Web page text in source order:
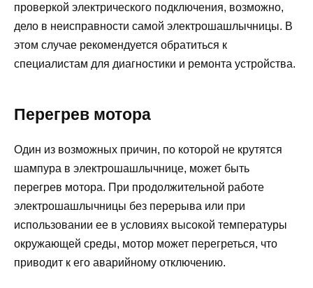
проверкой электрического подключения, возможно,
дело в неисправности самой электрошашлычницы. В
этом случае рекомендуется обратиться к
специалистам для диагностики и ремонта устройства.
Перегрев мотора
Один из возможных причин, по которой не крутятся
шампура в электрошашлычнице, может быть
перегрев мотора. При продолжительной работе
электрошашлычницы без перерыва или при
использовании ее в условиях высокой температуры
окружающей среды, мотор может перегреться, что
приводит к его аварийному отключению.